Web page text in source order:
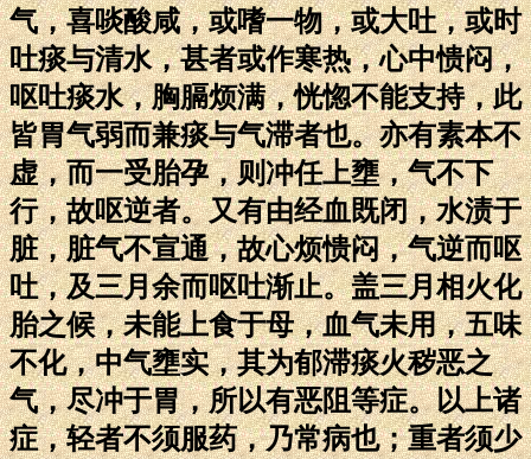
气，喜啖酸咸，或嗜一物，或大吐，或时
吐痰与清水，甚者或作寒热，心中愦闷，
呕吐痰水，胸膈烦满，恍惚不能支持，此
皆胃气弱而兼痰与气滞者也。亦有素本不
虚，而一受胎孕，则冲任上壅，气不下
行，故呕逆者。又有由经血既闭，水渍于
脏，脏气不宣通，故心烦愦闷，气逆而呕
吐，及三月余而呕吐渐止。盖三月相火化
胎之候，未能上食于母，血气未用，五味
不化，中气壅实，其为郁滞痰火秽恶之
气，尽冲于胃，所以有恶阻等症。以上诸
症，轻者不须服药，乃常病也；重者须少